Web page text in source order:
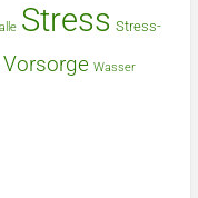
Stress Stress-
Vorsorge Wasser